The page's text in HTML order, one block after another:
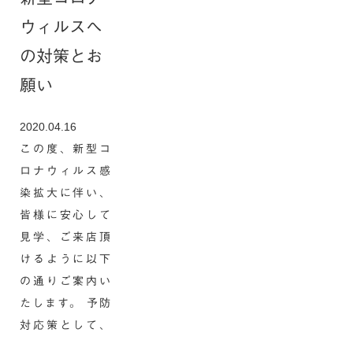
ウィルスへ
の対策とお
願い
2020.04.16
この度、新型コ
ロナウィルス感
染拡大に伴い、
皆様に安心して
見学、ご来店頂
けるように以下
の通りご案内い
たします。 予防
対応策として、